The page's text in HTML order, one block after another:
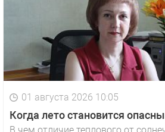
01 августа 2026 10:05
Когда лето становится